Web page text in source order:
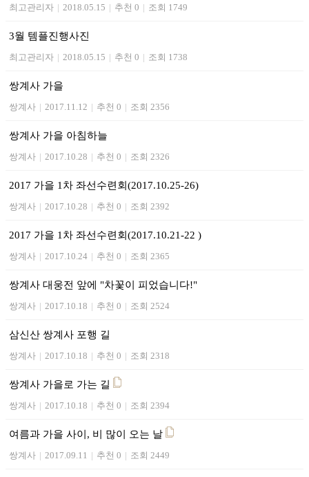
최고관리자 | 2018.05.15 | 추천 0 | 조회 1749
3월 템플진행사진
최고관리자 | 2018.05.15 | 추천 0 | 조회 1738
쌍계사 가을
쌍계사 | 2017.11.12 | 추천 0 | 조회 2356
쌍계사 가을 아침하늘
쌍계사 | 2017.10.28 | 추천 0 | 조회 2326
2017 가을 1차 좌선수련회(2017.10.25-26)
쌍계사 | 2017.10.28 | 추천 0 | 조회 2392
2017 가을 1차 좌선수련회(2017.10.21-22 )
쌍계사 | 2017.10.24 | 추천 0 | 조회 2365
쌍계사 대웅전 앞에 "차꽃이 피었습니다!"
쌍계사 | 2017.10.18 | 추천 0 | 조회 2524
삼신산 쌍계사 포행 길
쌍계사 | 2017.10.18 | 추천 0 | 조회 2318
쌍계사 가을로 가는 길
쌍계사 | 2017.10.18 | 추천 0 | 조회 2394
여름과 가을 사이, 비 많이 오는 날
쌍계사 | 2017.09.11 | 추천 0 | 조회 2449